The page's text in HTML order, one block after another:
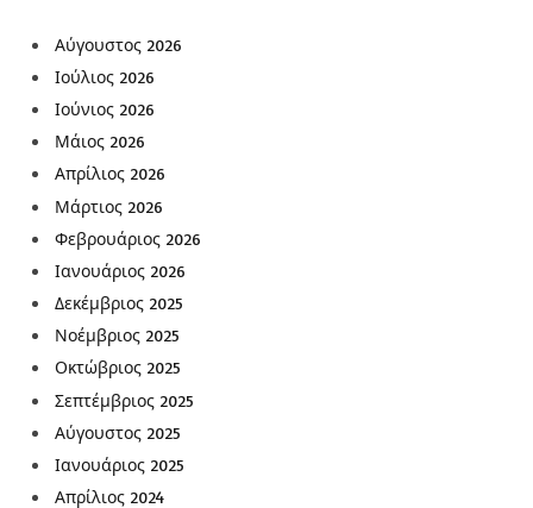
Αύγουστος 2026
Ιούλιος 2026
Ιούνιος 2026
Μάιος 2026
Απρίλιος 2026
Μάρτιος 2026
Φεβρουάριος 2026
Ιανουάριος 2026
Δεκέμβριος 2025
Νοέμβριος 2025
Οκτώβριος 2025
Σεπτέμβριος 2025
Αύγουστος 2025
Ιανουάριος 2025
Απρίλιος 2024